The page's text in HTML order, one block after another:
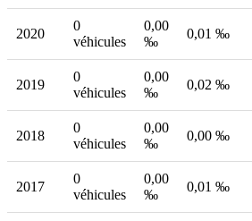
2020
0
véhicules
0,00
‰
0,01 ‰
2019
0
véhicules
0,00
‰
0,02 ‰
2018
0
véhicules
0,00
‰
0,00 ‰
2017
0
véhicules
0,00
‰
0,01 ‰